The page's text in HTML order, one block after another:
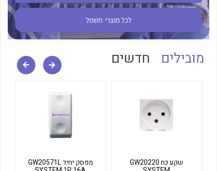
לכל מוצרי היצרן לכל מוצרי היצרן
לכל מוצרי חשמל
מובילים חדשים
שקע כח GW20220 מפסק יחיד GW20571L